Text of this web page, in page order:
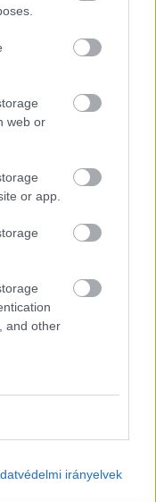
web or
or app.
and other
irányelvek
2024. 11. 06.
a kormányváltást
alapján. Hann